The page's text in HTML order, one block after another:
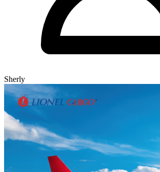
Sherly